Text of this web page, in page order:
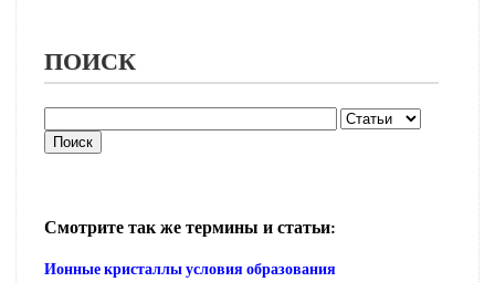
ПОИСК
Смотрите так же термины и статьи:
Ионные кристаллы условия образования